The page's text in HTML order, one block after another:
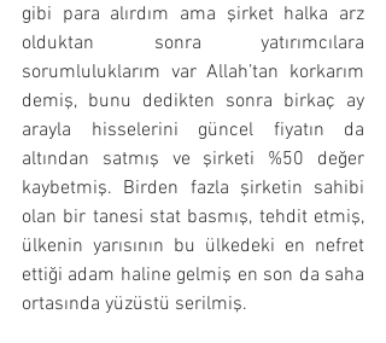
gibi para alırdım ama şirket halka arz
olduktan sonra yatırımcılara
sorumluluklarım var Allah’tan korkarım
demiş, bunu dedikten sonra birkaç ay
arayla hisselerini güncel fiyatın da
altından satmış ve şirketi %50 değer
kaybetmiş. Birden fazla şirketin sahibi
olan bir tanesi stat basmış, tehdit etmiş,
ülkenin yarısının bu ülkedeki en nefret
ettiği adam haline gelmiş en son da saha
ortasında yüzüstü serilmiş.